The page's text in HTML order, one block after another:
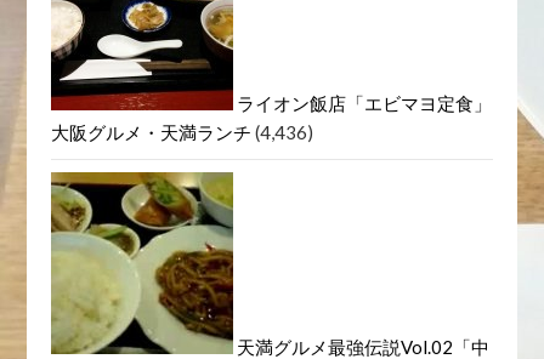
ライオン飯店「エビマヨ定食」
大阪グルメ・天満ランチ (4,436)
天満グルメ最強伝説Vol.02「中